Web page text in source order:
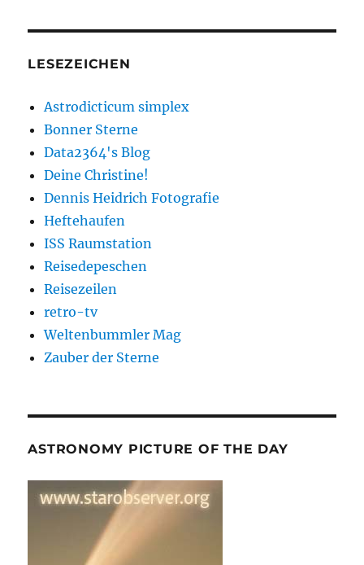
LESEZEICHEN
Astrodicticum simplex
Bonner Sterne
Data2364's Blog
Deine Christine!
Dennis Heidrich Fotografie
Heftehaufen
ISS Raumstation
Reisedepeschen
Reisezeilen
retro-tv
Weltenbummler Mag
Zauber der Sterne
ASTRONOMY PICTURE OF THE DAY